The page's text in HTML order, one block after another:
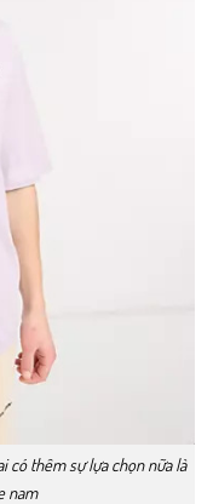
có thêm sự lựa chọn nữa là
nam